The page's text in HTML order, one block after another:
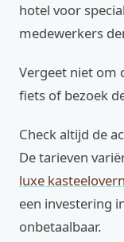
hotel voor
medewerkers
Vergeet niet om
fiets of bezoek
Check altijd de
De tarieven
luxe
een investering
onbetaalbaar.